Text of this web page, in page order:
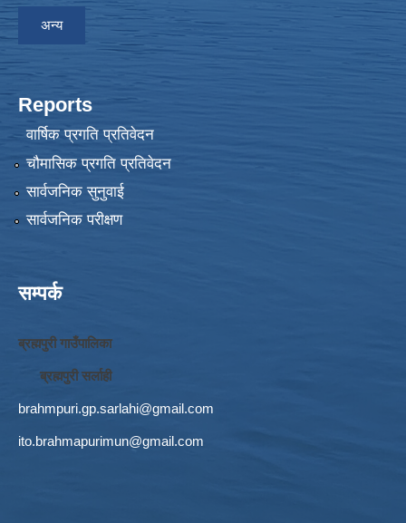
अन्य
Reports
वार्षिक प्रगति प्रतिवेदन
चौमासिक प्रगति प्रतिवेदन
सार्वजनिक सुनुवाई
सार्वजनिक परीक्षण
सम्पर्क
ब्रह्मपुरी गाउँपालिका
ब्रह्मपुरी सर्लाही
brahmpuri.gp.sarlahi@gmail.com
ito.brahmapurimun@gmail.com